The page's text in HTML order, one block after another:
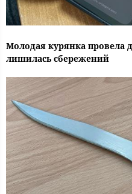
Молодая курянка провела
лишилась сбережений